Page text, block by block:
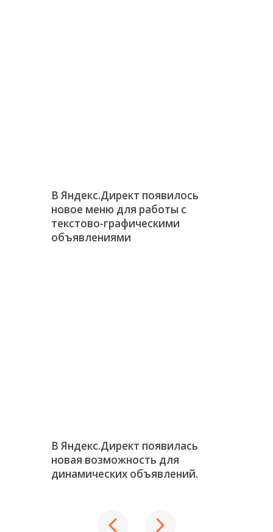
В Яндекс.Директ появилось
новое меню для работы с
текстово-графическими
объявлениями
В Яндекс.Директ появилась
новая возможность для
динамических объявлений.